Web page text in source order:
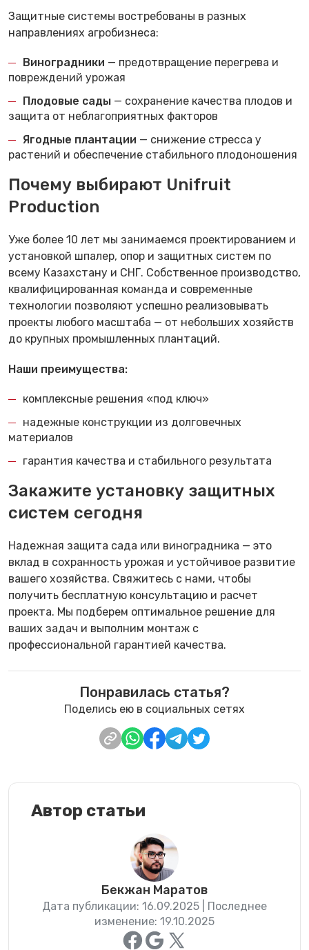
Защитные системы востребованы в разных
направлениях агробизнеса:
Виноградники — предотвращение перегрева и
повреждений урожая
Плодовые сады — сохранение качества плодов и
защита от неблагоприятных факторов
Ягодные плантации — снижение стресса у
растений и обеспечение стабильного плодоношения
Почему выбирают Unifruit
Production
Уже более 10 лет мы занимаемся проектированием и
установкой шпалер, опор и защитных систем по
всему Казахстану и СНГ. Собственное производство,
квалифицированная команда и современные
технологии позволяют успешно реализовывать
проекты любого масштаба — от небольших хозяйств
до крупных промышленных плантаций.
Наши преимущества:
комплексные решения «под ключ»
надежные конструкции из долговечных
материалов
гарантия качества и стабильного результата
Закажите установку защитных
систем сегодня
Надежная защита сада или виноградника — это
вклад в сохранность урожая и устойчивое развитие
вашего хозяйства. Свяжитесь с нами, чтобы
получить бесплатную консультацию и расчет
проекта. Мы подберем оптимальное решение для
ваших задач и выполним монтаж с
профессиональной гарантией качества.
Понравилась статья?
Поделись ею в социальных сетях
Автор статьи
Бекжан Маратов
Дата публикации: 16.09.2025 | Последнее
изменение: 19.10.2025